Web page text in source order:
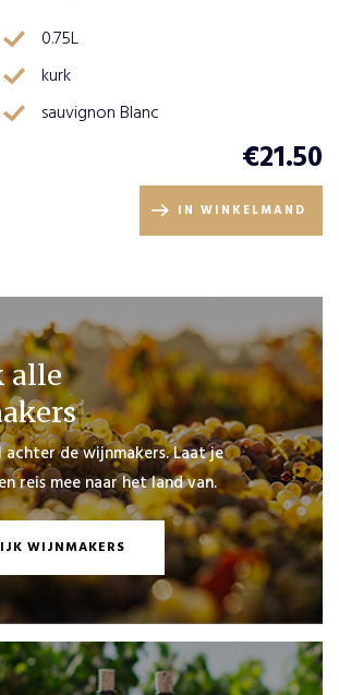
0.75L
kurk
sauvignon Blanc
€21.50
IN WINKELMAND
alle
de wijnmakers. Laat je
reis mee naar het land van.
WIJNMAKERS